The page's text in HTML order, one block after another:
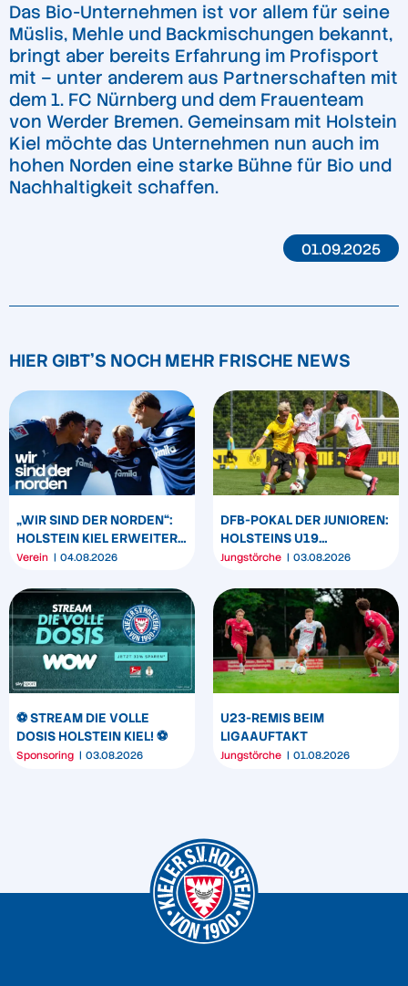
Das Bio-Unternehmen ist vor allem für seine
Müslis, Mehle und Backmischungen bekannt,
bringt aber bereits Erfahrung im Profisport
mit – unter anderem aus Partnerschaften mit
dem 1. FC Nürnberg und dem Frauenteam
von Werder Bremen. Gemeinsam mit Holstein
Kiel möchte das Unternehmen nun auch im
hohen Norden eine starke Bühne für Bio und
Nachhaltigkeit schaffen.
01.09.2025
HIER GIBT'S NOCH MEHR FRISCHE NEWS
„WIR SIND DER NORDEN“:
HOLSTEIN KIEL ERWEITERT
SEIN MARKENBILD
Verein 04.08.2026
DFB-POKAL DER JUNIOREN:
HOLSTEINS U19
TRIUMPHIERT IN
Jungstörche 03.08.2026
⚽️ STREAM DIE VOLLE
DOSIS HOLSTEIN KIEL! ⚽️
Sponsoring 03.08.2026
U23-REMIS BEIM
LIGAAUFTAKT
Jungstörche 01.08.2026